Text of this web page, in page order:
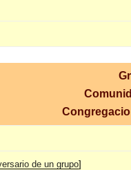
de un grupo]